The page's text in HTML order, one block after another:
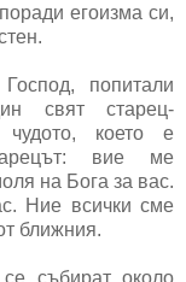
егоизма си,
попитали
свят старец-
чудото, което е
вие ме
на Бога за вас.
Ние всички сме
ближния.
събират около